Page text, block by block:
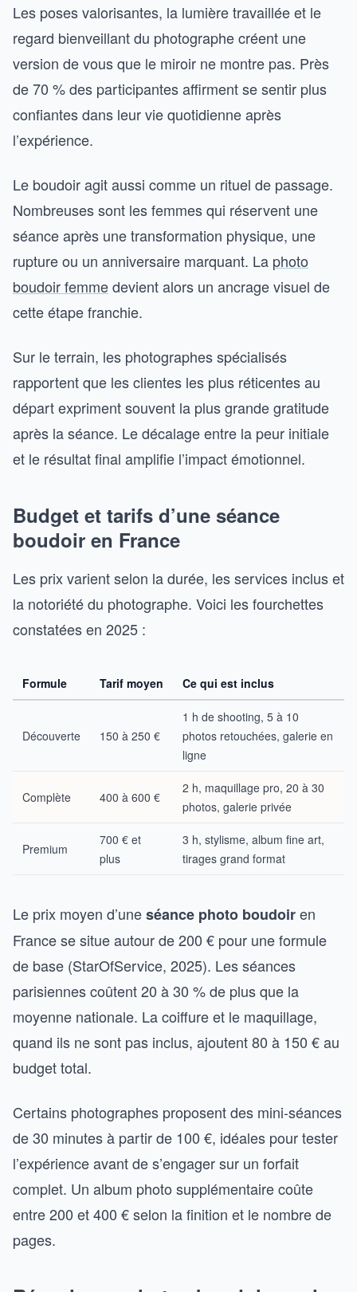
Les poses valorisantes, la lumière travaillée et le
regard bienveillant du photographe créent une
version de vous que le miroir ne montre pas. Près
de 70 % des participantes affirment se sentir plus
confiantes dans leur vie quotidienne après
l’expérience.
Le boudoir agit aussi comme un rituel de passage.
Nombreuses sont les femmes qui réservent une
séance après une transformation physique, une
rupture ou un anniversaire marquant. La photo
boudoir femmedevient alors un ancrage visuel de
cette étape franchie.
Sur le terrain, les photographes spécialisés
rapportent que les clientes les plus réticentes au
départ expriment souvent la plus grande gratitude
après la séance. Le décalage entre la peur initiale
et le résultat final amplifie l’impact émotionnel.
Budget et tarifs d’une séance
boudoir en France
Les prix varient selon la durée, les services inclus et
la notoriété du photographe. Voici les fourchettes
constatées en 2025 :
Formule Tarif moyen Ce qui est inclus
Découverte 150 à 250 €
1 h de shooting, 5 à 10
photos retouchées, galerie en
ligne
Complète 400 à 600 €
2 h, maquillage pro, 20 à 30
photos, galerie privée
Premium
700 € et
plus
3 h, stylisme, album fine art,
tirages grand format
Le prix moyen d’uneséance photo boudoiren
France se situe autour de 200 € pour une formule
de base (StarOfService, 2025). Les séances
parisiennes coûtent 20 à 30 % de plus que la
moyenne nationale. La coiffure et le maquillage,
quand ils ne sont pas inclus, ajoutent 80 à 150 € au
budget total.
Certains photographes proposent des mini-séances
de 30 minutes à partir de 100 €, idéales pour tester
l’expérience avant de s’engager sur un forfait
complet. Un album photo supplémentaire coûte
entre 200 et 400 € selon la finition et le nombre de
pages.